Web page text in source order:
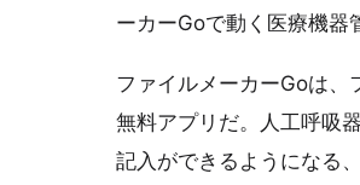
ーカーGoで動く医療機器
ファイルメーカーGoは、
無料アプリだ。人工呼吸
記入ができるようになる